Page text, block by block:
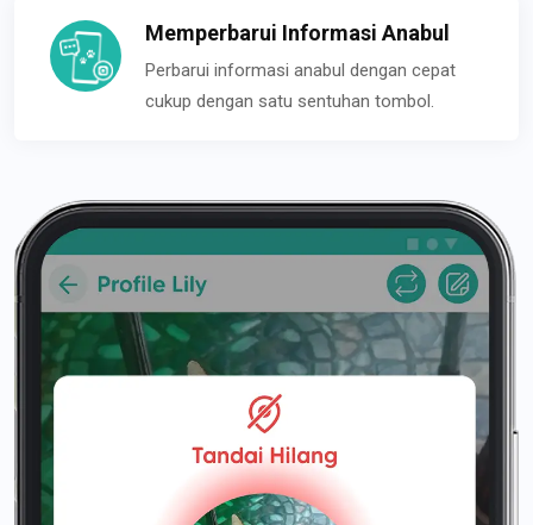
Memperbarui Informasi Anabul
Perbarui informasi anabul dengan cepat
cukup dengan satu sentuhan tombol.